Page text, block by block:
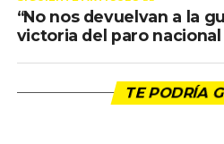
“No nos devuelvan a la
victoria del paro nacional
TE PODRÍA